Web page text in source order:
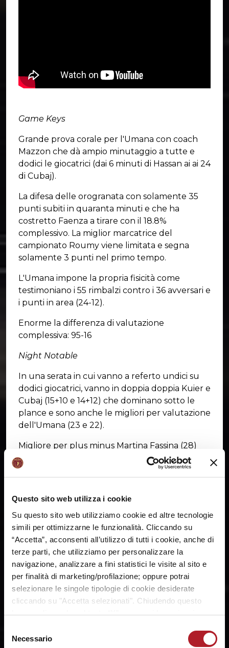
Questo sito web utilizza i cookie
Su questo sito web utilizziamo cookie ed altre tecnologie
simili per ottimizzarne le funzionalità. Cliccando su
“Accetta”, acconsenti all’utilizzo di tutti i cookie, anche di
terze parti, che utilizziamo per personalizzare la
navigazione, analizzare a fini statistici le visite al sito e
per finalità di marketing/profilazione; oppure potrai
selezionare le singole tipologie di cookie desiderate
cliccando su "Accetta selezionati". Chiudendo questo
banner cliccando sul tasto “X”, prosegui la navigazione e
fruizione del sito. Potrai modificare le tue preferenze in
delNecessario
Game Keys
Grande prova corale per l'Umana con coach
Mazzon che dà ampio minutaggio a tutte e
dodici le giocatrici (dai 6 minuti di Hassan ai ai 24
di Cubaj).
La difesa delle orogranata con solamente 35
punti subiti in quaranta minuti e che ha
costretto Faenza a tirare con il 18.8%
complessivo. La miglior marcatrice del
campionato Roumy viene limitata e segna
solamente 3 punti nel primo tempo.
L'Umana impone la propria fisicità come
testimoniano i 55 rimbalzi contro i 36 avversari e
i punti in area (24-12).
Enorme la differenza di valutazione
complessiva: 95-16
Night Notable
In una serata in cui vanno a referto undici su
dodici giocatrici, vanno in doppia doppia Kuier e
Cubaj (15+10 e 14+12) che dominano sotto le
plance e sono anche le migliori per valutazione
dell'Umana (23 e 22).
Migliore per plus minus Martina Fassina (28)
che segna 6 punti e cattura 7 rimbalzi.
A referto va anche la giovane Isabel Hassan.
Il post partita
Prossimo impegno: la trasferta contro O.ME.P.S